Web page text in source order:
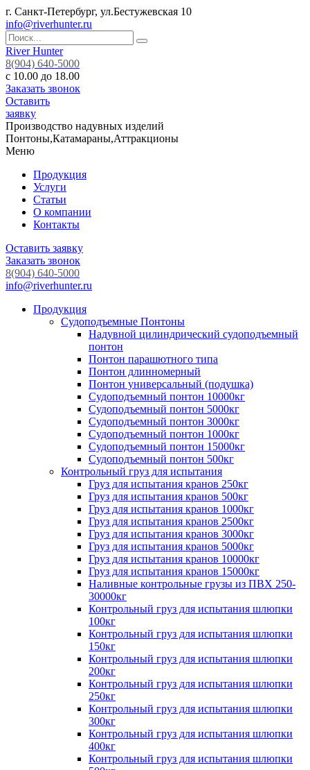
г. Санкт-Петербург, ул.Бестужевская 10
info@riverhunter.ru
River Hunter
8(904) 640-5000
с 10.00 до 18.00
Заказать звонок
Оставить
заявку
Производство надувных изделий
Понтоны,Катамараны,Аттракционы
Меню
Продукция
Услуги
Статьи
О компании
Контакты
Оставить заявку
Заказать звонок
8(904) 640-5000
info@riverhunter.ru
Продукция
Судоподъемные Понтоны
Надувной цилиндрический судоподъемный
понтон
Понтон парашютного типа
Понтон длинномерный
Понтон универсальный (подушка)
Судоподъемный понтон 10000кг
Судоподъемный понтон 5000кг
Судоподъемный понтон 3000кг
Судоподъемный понтон 1000кг
Судоподъемный понтон 15000кг
Судоподъемный понтон 500кг
Контрольный груз для испытания
Груз для испытания кранов 250кг
Груз для испытания кранов 500кг
Груз для испытания кранов 1000кг
Груз для испытания кранов 2500кг
Груз для испытания кранов 3000кг
Груз для испытания кранов 5000кг
Груз для испытания кранов 10000кг
Груз для испытания кранов 15000кг
Наливные контрольные грузы из ПВХ 250-
30000кг
Контрольный груз для испытания шлюпки
100кг
Контрольный груз для испытания шлюпки
150кг
Контрольный груз для испытания шлюпки
200кг
Контрольный груз для испытания шлюпки
250кг
Контрольный груз для испытания шлюпки
300кг
Контрольный груз для испытания шлюпки
400кг
Контрольный груз для испытания шлюпки